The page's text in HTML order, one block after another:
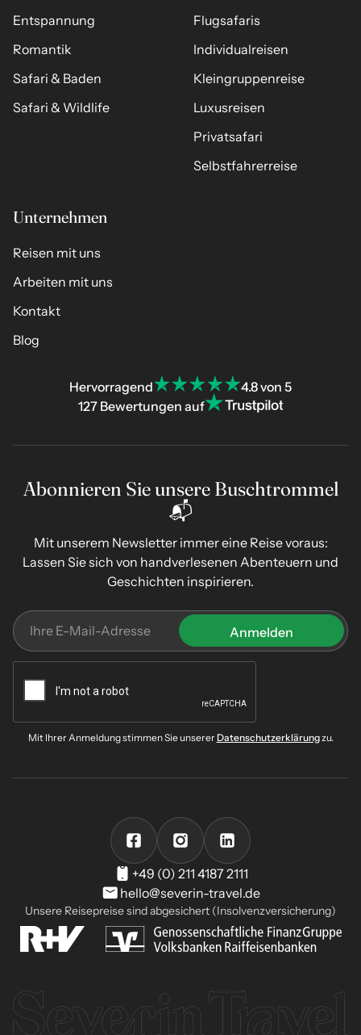
Entspannung
Romantik
Safari & Baden
Safari & Wildlife
Flugsafaris
Individualreisen
Kleingruppenreise
Luxusreisen
Privatsafari
Selbstfahrerreise
Unternehmen
Reisen mit uns
Arbeiten mit uns
Kontakt
Blog
Hervorragend
4.8 von 5
127 Bewertungen auf
Abonnieren Sie unsere Buschtrommel
📬
Mit unserem Newsletter immer eine Reise voraus:
Lassen Sie sich von handverlesenen Abenteuern und
Geschichten inspirieren.
Mit Ihrer Anmeldung stimmen Sie unsererDatenschutzerklärungzu.
+49 (0) 211 4187 2111
hello@severin-travel.de
Unsere Reisepreise sind abgesichert (Insolvenzversicherung)